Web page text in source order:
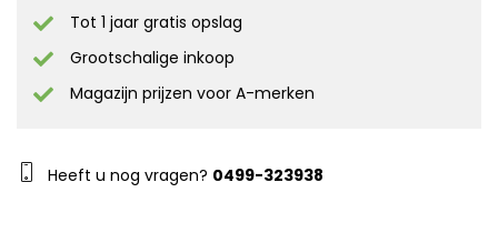
Tot 1 jaar gratis opslag
Grootschalige inkoop
Magazijn prijzen voor A-merken
Heeft u nog vragen? 0499-323938